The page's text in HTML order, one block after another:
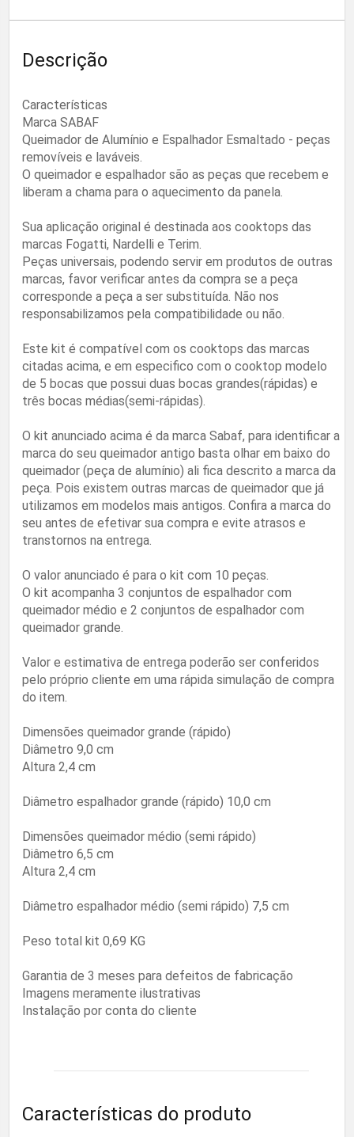
Descrição
Características
Marca SABAF
Queimador de Alumínio e Espalhador Esmaltado - peças
removíveis e laváveis.
O queimador e espalhador são as peças que recebem e
liberam a chama para o aquecimento da panela.
Sua aplicação original é destinada aos cooktops das
marcas Fogatti, Nardelli e Terim.
Peças universais, podendo servir em produtos de outras
marcas, favor verificar antes da compra se a peça
corresponde a peça a ser substituída. Não nos
responsabilizamos pela compatibilidade ou não.
Este kit é compatível com os cooktops das marcas
citadas acima, e em especifico com o cooktop modelo
de 5 bocas que possui duas bocas grandes(rápidas) e
três bocas médias(semi-rápidas).
O kit anunciado acima é da marca Sabaf, para identificar a
marca do seu queimador antigo basta olhar em baixo do
queimador (peça de alumínio) ali fica descrito a marca da
peça. Pois existem outras marcas de queimador que já
utilizamos em modelos mais antigos. Confira a marca do
seu antes de efetivar sua compra e evite atrasos e
transtornos na entrega.
O valor anunciado é para o kit com 10 peças.
O kit acompanha 3 conjuntos de espalhador com
queimador médio e 2 conjuntos de espalhador com
queimador grande.
Valor e estimativa de entrega poderão ser conferidos
pelo próprio cliente em uma rápida simulação de compra
do item.
Dimensões queimador grande (rápido)
Diâmetro 9,0 cm
Altura 2,4 cm
Diâmetro espalhador grande (rápido) 10,0 cm
Dimensões queimador médio (semi rápido)
Diâmetro 6,5 cm
Altura 2,4 cm
Diâmetro espalhador médio (semi rápido) 7,5 cm
Peso total kit 0,69 KG
Garantia de 3 meses para defeitos de fabricação
Imagens meramente ilustrativas
Instalação por conta do cliente
Características do produto